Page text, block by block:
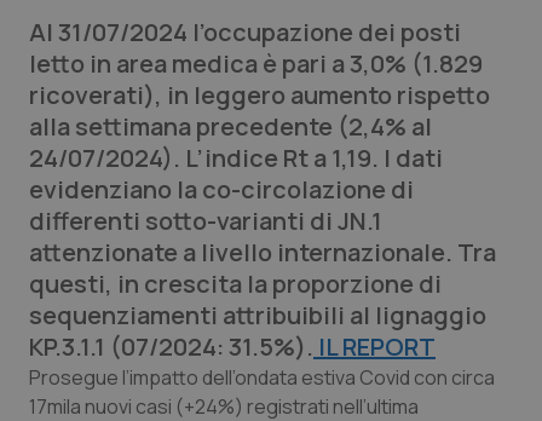
QS Pro
Professionisti Sanitari.AI
Abruzzo
Basilicata
Calabria
Campania
QS Pro Gold
Artrite & artrosi
Asma & BPCO
Car-T
QS Club Newsletter
Al 31/07/2024 l’occupazione dei posti
letto in area medica è pari a 3,0% (1.829
ricoverati), in leggero aumento rispetto
alla settimana precedente (2,4% al
24/07/2024). L’indice Rt a 1,19. I dati
evidenziano la co-circolazione di
differenti sotto-varianti di JN.1
attenzionate a livello internazionale. Tra
questi, in crescita la proporzione di
sequenziamenti attribuibili al lignaggio
KP.3.1.1 (07/2024: 31.5%). IL REPORT
Prosegue l’impatto dell’ondata estiva Covid con circa
17mila nuovi casi (+24%) registrati nell’ultima